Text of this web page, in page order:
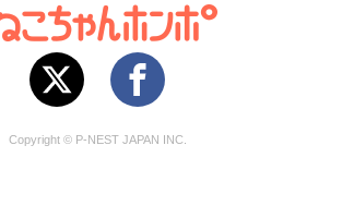
Copyright © P-NEST JAPAN INC.